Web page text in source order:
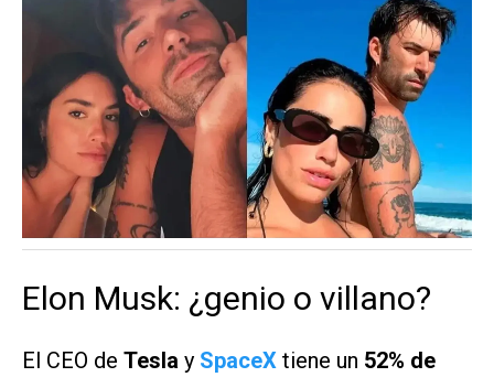
Elon Musk: ¿genio o villano?
El CEO de Tesla y SpaceX tiene un 52% de